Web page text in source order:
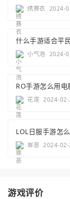
绣赛衣 2024-
什么手游适合平
小气泡 2024-
RO手游怎么用电
花莲 2024-
LOL日服手游怎
罪恶 2024-
游戏评价